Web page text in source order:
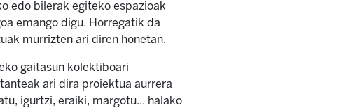
edo bilerak egiteko espazioak
emango digu. Horregatik da
murrizten ari diren honetan.
gaitasun kolektiboari
ari dira proiektua aurrera
igurtzi, eraiki, margotu... halako